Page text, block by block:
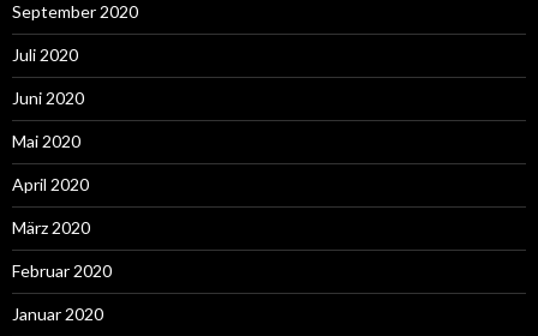
September 2020
Juli 2020
Juni 2020
Mai 2020
April 2020
März 2020
Februar 2020
Januar 2020